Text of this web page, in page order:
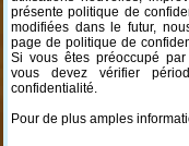
présente politique de
modifiées dans le futur,
page de politique de
Si vous êtes préoccupé
vous devez vérifier
confidentialité.
Pour de plus amples